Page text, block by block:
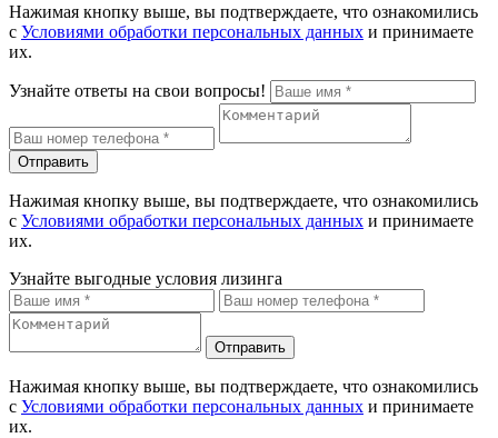
Нажимая кнопку выше, вы подтверждаете, что ознакомились
с Условиями обработки персональных данных и принимаете
их.
Узнайте ответы на свои вопросы!
Отправить
Нажимая кнопку выше, вы подтверждаете, что ознакомились
с Условиями обработки персональных данных и принимаете
их.
Узнайте выгодные условия лизинга
Отправить
Нажимая кнопку выше, вы подтверждаете, что ознакомились
с Условиями обработки персональных данных и принимаете
их.